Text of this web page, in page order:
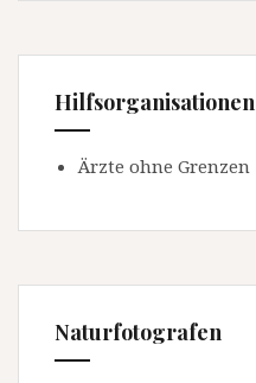
Hilfsorganisationen
Ärzte ohne Grenzen
Naturfotografen